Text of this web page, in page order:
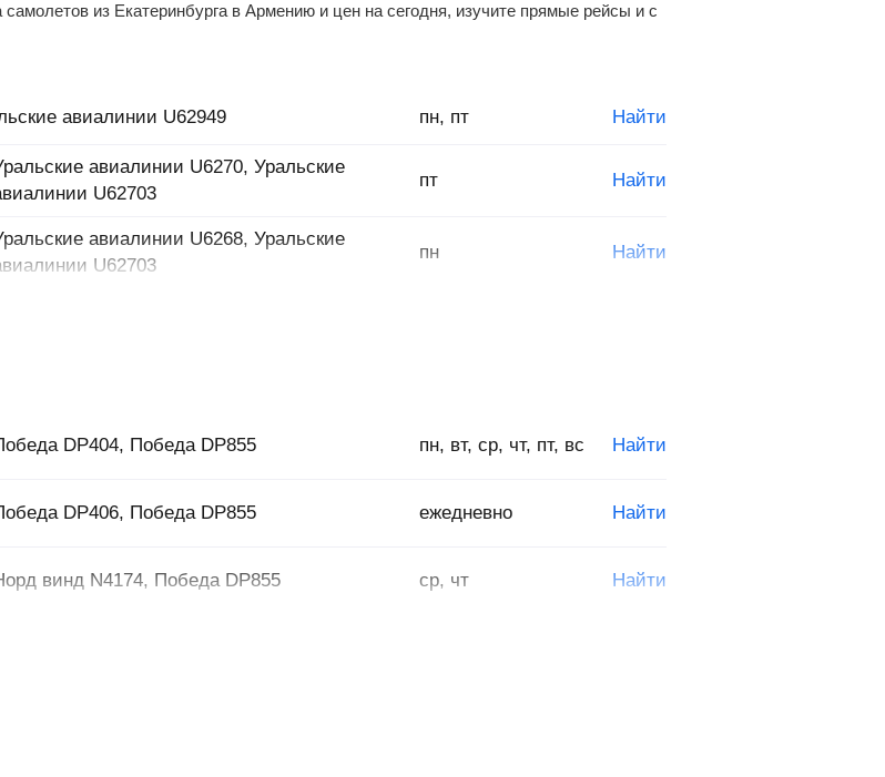
из Екатеринбурга в Армению и цен на сегодня, изучите прямые рейсы и с
авиалинии U62949 пн, пт Найти
авиалинии U6270, Уральские
U62703
пт Найти
авиалинии U6268, Уральские
U62703
пн Найти
DP404, Победа DP855 пн, вт, ср, чт, пт, вс Найти
DP406, Победа DP855 ежедневно Найти
винд N4174, Победа DP855 ср, чт Найти